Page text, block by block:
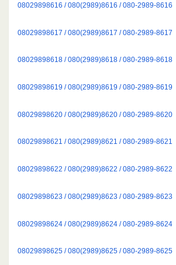
08029898616 / 080(2989)8616 / 080-2989-8616
08029898617 / 080(2989)8617 / 080-2989-8617
08029898618 / 080(2989)8618 / 080-2989-8618
08029898619 / 080(2989)8619 / 080-2989-8619
08029898620 / 080(2989)8620 / 080-2989-8620
08029898621 / 080(2989)8621 / 080-2989-8621
08029898622 / 080(2989)8622 / 080-2989-8622
08029898623 / 080(2989)8623 / 080-2989-8623
08029898624 / 080(2989)8624 / 080-2989-8624
08029898625 / 080(2989)8625 / 080-2989-8625